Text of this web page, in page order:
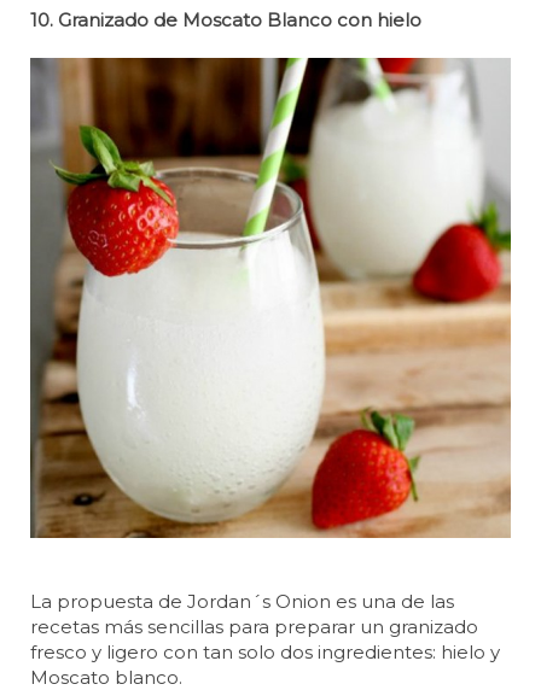
10. Granizado de Moscato Blanco con hielo
La propuesta de Jordan´s Onion es una de las
recetas más sencillas para preparar un granizado
fresco y ligero con tan solo dos ingredientes: hielo y
Moscato blanco.